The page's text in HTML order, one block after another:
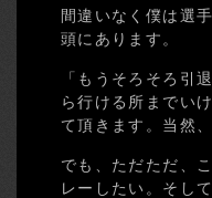
間違いなく僕は選
頭にあります。
「もうそろそろ引
ら行ける所までい
て頂きます。当然
でも、ただただ、
レーしたい。そし